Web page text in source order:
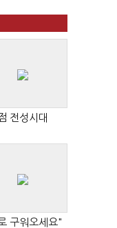
전성시대
구워오세요"